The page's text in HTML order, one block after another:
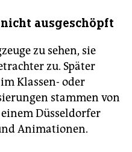
ausgeschöpft
zu sehen, sie
zu. Später
Klassen- oder
stammen von
einem Düsseldorfer
Animationen.